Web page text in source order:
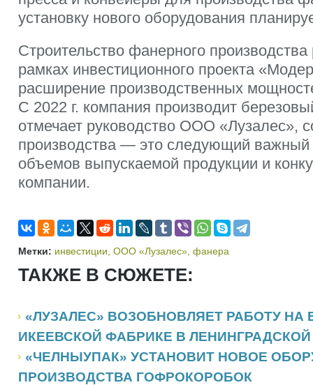
установку нового оборудования
Строительство фанерного производства
рамках инвестиционного проекта
расширение производственных
С 2022 г. компания производит
отмечает руководство ООО «Лузалес»,
производства — это следующий важный
объемов выпускаемой продукции и
компании.
Метки: инвестиции ООО «Лузалес» фанера
ТАКЖЕ В СЮЖЕТЕ:
«ЛУЗАЛЕС» ВОЗОБНОВЛЯЕТ РАБОТУ
ИКЕЕВСКОЙ ФАБРИКЕ В
«ЧЕЛНЫУПАК» УСТАНОВИТ НОВОЕ
ПРОИЗВОДСТВА ГОФРОКОРОБОК